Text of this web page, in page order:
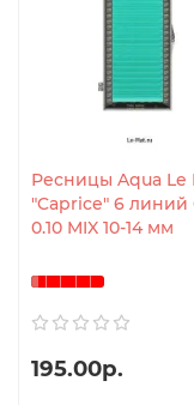
Ресницы Aqua Le
"Caprice" 6 линий
0.10 MIX 10-14 мм
195.00р.